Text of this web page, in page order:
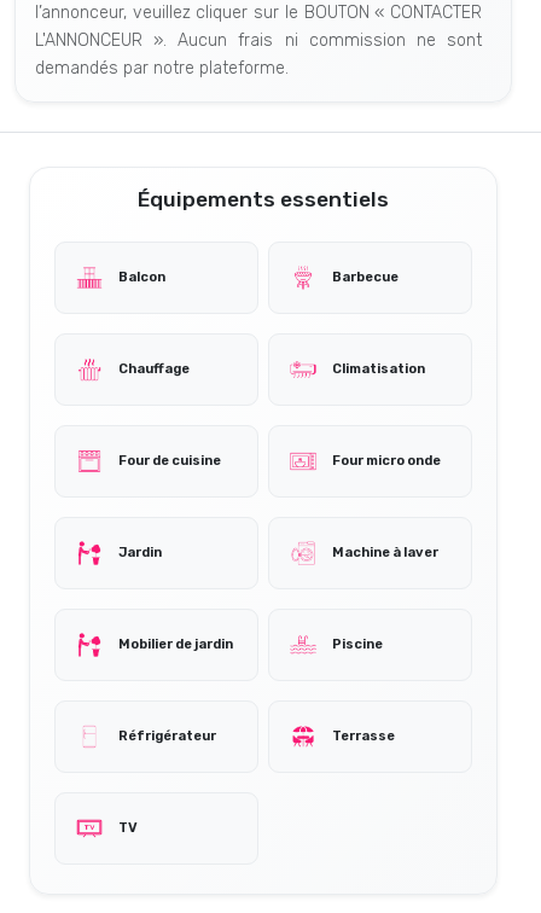
l’annonceur, veuillez cliquer sur le BOUTON « CONTACTER
L'ANNONCEUR ». Aucun frais ni commission ne sont
demandés par notre plateforme.
Équipements essentiels
Balcon Barbecue
Chauffage Climatisation
Four de cuisine Four micro onde
Jardin Machine à laver
Mobilier de jardin Piscine
Réfrigérateur Terrasse
TV